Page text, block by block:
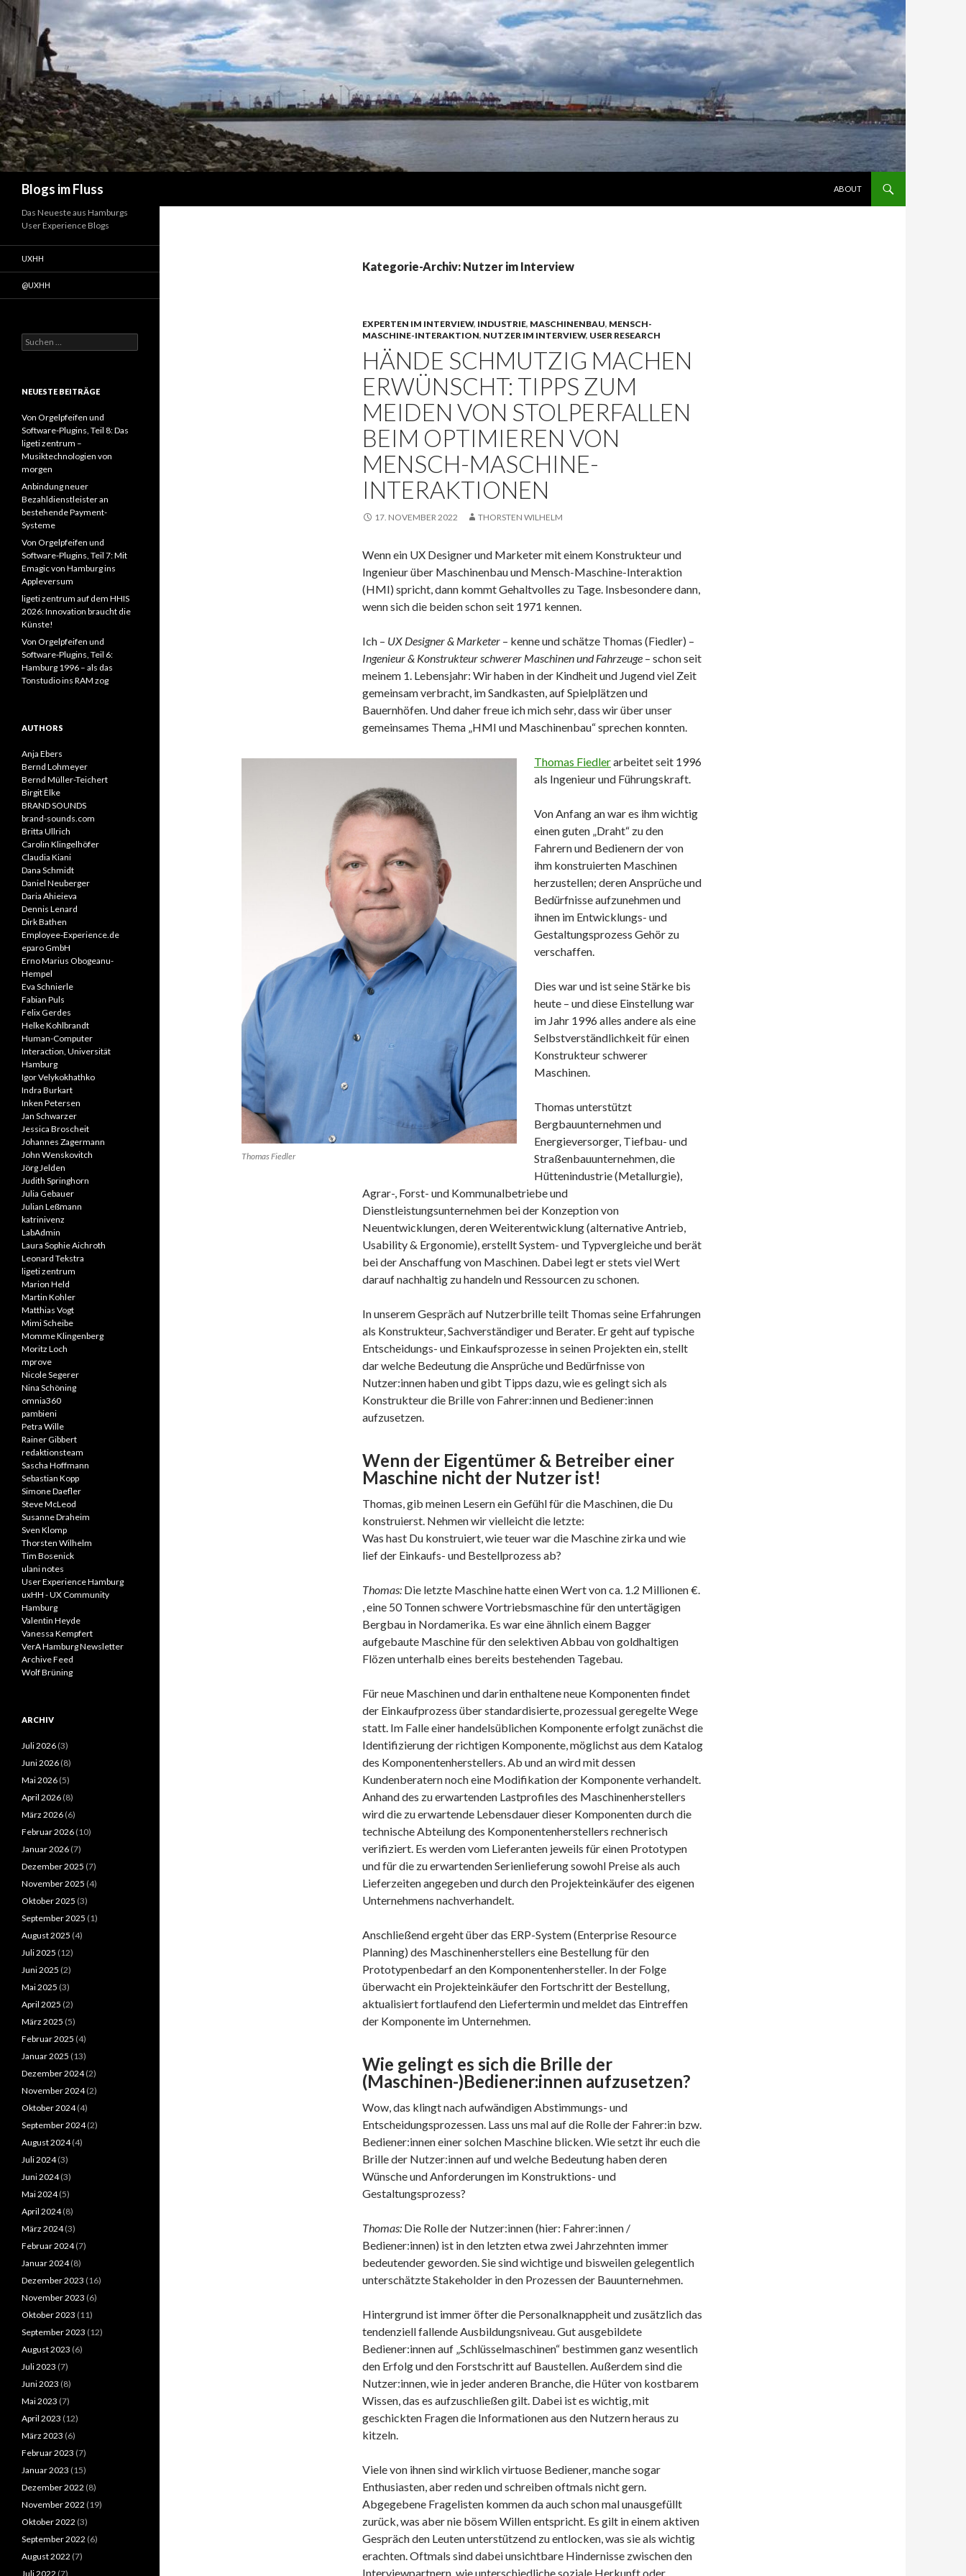
Blogs im Fluss
ABOUT
Kategorie-Archiv: Nutzer im Interview
EXPERTEN IM INTERVIEW, INDUSTRIE, MASCHINENBAU, MENSCH-
MASCHINE-INTERAKTION, NUTZER IM INTERVIEW, USER RESEARCH
HÄNDE SCHMUTZIG MACHEN
ERWÜNSCHT: TIPPS ZUM
MEIDEN VON STOLPERFALLEN
BEIM OPTIMIEREN VON
MENSCH-MASCHINE-
INTERAKTIONEN
17. NOVEMBER 2022 THORSTEN WILHELM
Wenn ein UX Designer und Marketer mit einem Konstrukteur und
Ingenieur über Maschinenbau und Mensch-Maschine-Interaktion
(HMI) spricht, dann kommt Gehaltvolles zu Tage. Insbesondere dann,
wenn sich die beiden schon seit 1971 kennen.
Ich – UX Designer & Marketer – kenne und schätze Thomas (Fiedler) –
Ingenieur & Konstrukteur schwerer Maschinen und Fahrzeuge – schon seit
meinem 1. Lebensjahr: Wir haben in der Kindheit und Jugend viel Zeit
gemeinsam verbracht, im Sandkasten, auf Spielplätzen und
Bauernhöfen. Und daher freue ich mich sehr, dass wir über unser
gemeinsames Thema „HMI und Maschinenbau“ sprechen konnten.
Thomas Fiedler
Thomas Fiedlerarbeitet seit 1996
als Ingenieur und Führungskraft.
Von Anfang an war es ihm wichtig
einen guten „Draht“ zu den
Fahrern und Bedienern der von
ihm konstruierten Maschinen
herzustellen; deren Ansprüche und
Bedürfnisse aufzunehmen und
ihnen im Entwicklungs- und
Gestaltungsprozess Gehör zu
verschaffen.
Dies war und ist seine Stärke bis
heute – und diese Einstellung war
im Jahr 1996 alles andere als eine
Selbstverständlichkeit für einen
Konstrukteur schwerer
Maschinen.
Thomas unterstützt
Bergbauunternehmen und
Energieversorger, Tiefbau- und
Straßenbauunternehmen, die
Hüttenindustrie (Metallurgie),
Agrar-, Forst- und Kommunalbetriebe und
Dienstleistungsunternehmen bei der Konzeption von
Neuentwicklungen, deren Weiterentwicklung (alternative Antrieb,
Usability & Ergonomie), erstellt System- und Typvergleiche und berät
bei der Anschaffung von Maschinen. Dabei legt er stets viel Wert
darauf nachhaltig zu handeln und Ressourcen zu schonen.
In unserem Gespräch auf Nutzerbrille teilt Thomas seine Erfahrungen
als Konstrukteur, Sachverständiger und Berater. Er geht auf typische
Entscheidungs- und Einkaufsprozesse in seinen Projekten ein, stellt
dar welche Bedeutung die Ansprüche und Bedürfnisse von
Nutzer:innen haben und gibt Tipps dazu, wie es gelingt sich als
Konstrukteur die Brille von Fahrer:innen und Bediener:innen
aufzusetzen.
Wenn der Eigentümer & Betreiber einer
Maschine nicht der Nutzer ist!
Thomas, gib meinen Lesern ein Gefühl für die Maschinen, die Du
konstruierst. Nehmen wir vielleicht die letzte:
Was hast Du konstruiert, wie teuer war die Maschine zirka und wie
lief der Einkaufs- und Bestellprozess ab?
Thomas: Die letzte Maschine hatte einen Wert von ca. 1.2 Millionen €.
, eine 50 Tonnen schwere Vortriebsmaschine für den untertägigen
Bergbau in Nordamerika. Es war eine ähnlich einem Bagger
aufgebaute Maschine für den selektiven Abbau von goldhaltigen
Flözen unterhalb eines bereits bestehenden Tagebau.
Für neue Maschinen und darin enthaltene neue Komponenten findet
der Einkaufprozess über standardisierte, prozessual geregelte Wege
statt. Im Falle einer handelsüblichen Komponente erfolgt zunächst die
Identifizierung der richtigen Komponente, möglichst aus dem Katalog
des Komponentenherstellers. Ab und an wird mit dessen
Kundenberatern noch eine Modifikation der Komponente verhandelt.
Anhand des zu erwartenden Lastprofiles des Maschinenherstellers
wird die zu erwartende Lebensdauer dieser Komponenten durch die
technische Abteilung des Komponentenherstellers rechnerisch
verifiziert. Es werden vom Lieferanten jeweils für einen Prototypen
und für die zu erwartenden Serienlieferung sowohl Preise als auch
Lieferzeiten angegeben und durch den Projekteinkäufer des eigenen
Unternehmens nachverhandelt.
Anschließend ergeht über das ERP-System (Enterprise Resource
Planning) des Maschinenherstellers eine Bestellung für den
Prototypenbedarf an den Komponentenhersteller. In der Folge
überwacht ein Projekteinkäufer den Fortschritt der Bestellung,
aktualisiert fortlaufend den Liefertermin und meldet das Eintreffen
der Komponente im Unternehmen.
Wie gelingt es sich die Brille der
(Maschinen-)Bediener:innen aufzusetzen?
Wow, das klingt nach aufwändigen Abstimmungs- und
Entscheidungsprozessen. Lass uns mal auf die Rolle der Fahrer:in bzw.
Bediener:innen einer solchen Maschine blicken. Wie setzt ihr euch die
Brille der Nutzer:innen auf und welche Bedeutung haben deren
Wünsche und Anforderungen im Konstruktions- und
Gestaltungsprozess?
Thomas: Die Rolle der Nutzer:innen (hier: Fahrer:innen /
Bediener:innen) ist in den letzten etwa zwei Jahrzehnten immer
bedeutender geworden. Sie sind wichtige und bisweilen gelegentlich
unterschätzte Stakeholder in den Prozessen der Bauunternehmen.
Hintergrund ist immer öfter die Personalknappheit und zusätzlich das
tendenziell fallende Ausbildungsniveau. Gut ausgebildete
Bediener:innen auf „Schlüsselmaschinen“ bestimmen ganz wesentlich
den Erfolg und den Forstschritt auf Baustellen. Außerdem sind die
Nutzer:innen, wie in jeder anderen Branche, die Hüter von kostbarem
Wissen, das es aufzuschließen gilt. Dabei ist es wichtig, mit
geschickten Fragen die Informationen aus den Nutzern heraus zu
kitzeln.
Viele von ihnen sind wirklich virtuose Bediener, manche sogar
Enthusiasten, aber reden und schreiben oftmals nicht gern.
Abgegebene Fragelisten kommen da auch schon mal unausgefüllt
zurück, was aber nie bösem Willen entspricht. Es gilt in einem aktiven
Gespräch den Leuten unterstützend zu entlocken, was sie als wichtig
erachten. Oftmals sind dabei unsichtbare Hindernisse zwischen den
Interviewpartnern, wie unterschiedliche soziale Herkunft oder
Das Neueste aus Hamburgs
User Experience Blogs
UXHH
@UXHH
Suchen
nach:
NEUESTE BEITRÄGE
Von Orgelpfeifen und
Software-Plugins, Teil 8: Das
ligeti zentrum –
Musiktechnologien von
morgen
Anbindung neuer
Bezahldienstleister an
bestehende Payment-
Systeme
Von Orgelpfeifen und
Software-Plugins, Teil 7: Mit
Emagic von Hamburg ins
Appleversum
ligeti zentrum auf dem HHIS
2026: Innovation braucht die
Künste!
Von Orgelpfeifen und
Software-Plugins, Teil 6:
Hamburg 1996 – als das
Tonstudio ins RAM zog
AUTHORS
Anja Ebers
Bernd Lohmeyer
Bernd Müller-Teichert
Birgit Elke
BRAND SOUNDS
brand-sounds.com
Britta Ullrich
Carolin Klingelhöfer
Claudia Kiani
Dana Schmidt
Daniel Neuberger
Daria Ahieieva
Dennis Lenard
Dirk Bathen
Employee-Experience.de
eparo GmbH
Erno Marius Obogeanu-
Hempel
Eva Schnierle
Fabian Puls
Felix Gerdes
Helke Kohlbrandt
Human-Computer
Interaction, Universität
Hamburg
Igor Velykokhathko
Indra Burkart
Inken Petersen
Jan Schwarzer
Jessica Broscheit
Johannes Zagermann
John Wenskovitch
Jörg Jelden
Judith Springhorn
Julia Gebauer
Julian Leßmann
katrinivenz
LabAdmin
Laura Sophie Aichroth
Leonard Tekstra
ligeti zentrum
Marion Held
Martin Kohler
Matthias Vogt
Mimi Scheibe
Momme Klingenberg
Moritz Loch
mprove
Nicole Segerer
Nina Schöning
omnia360
pambieni
Petra Wille
Rainer Gibbert
redaktionsteam
Sascha Hoffmann
Sebastian Kopp
Simone Daefler
Steve McLeod
Susanne Draheim
Sven Klomp
Thorsten Wilhelm
Tim Bosenick
ulani notes
User Experience Hamburg
uxHH - UX Community
Hamburg
Valentin Heyde
Vanessa Kempfert
VerA Hamburg Newsletter
Archive Feed
Wolf Brüning
ARCHIV
Juli 2026 (3)
Juni 2026 (8)
Mai 2026 (5)
April 2026 (8)
März 2026 (6)
Februar 2026 (10)
Januar 2026 (7)
Dezember 2025 (7)
November 2025 (4)
Oktober 2025 (3)
September 2025 (1)
August 2025 (4)
Juli 2025 (12)
Juni 2025 (2)
Mai 2025 (3)
April 2025 (2)
März 2025 (5)
Februar 2025 (4)
Januar 2025 (13)
Dezember 2024(2)
November 2024(2)
Oktober 2024(4)
September 2024(2)
August 2024(4)
Juli 2024(3)
Juni 2024(3)
Mai 2024(5)
April 2024(8)
März 2024(3)
Februar 2024(7)
Januar 2024(8)
Dezember 2023 (16)
November 2023 (6)
Oktober 2023 (11)
September 2023 (12)
August 2023 (6)
Juli 2023 (7)
Juni 2023 (8)
Mai 2023 (7)
April 2023 (12)
März 2023 (6)
Februar 2023 (7)
Januar 2023 (15)
Dezember 2022 (8)
November 2022 (19)
Oktober 2022 (3)
September 2022 (6)
August 2022 (7)
Juli 2022 (7)